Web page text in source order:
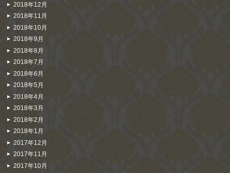
2018年12月
2018年11月
2018年10月
2018年9月
2018年8月
2018年7月
2018年6月
2018年5月
2018年4月
2018年3月
2018年2月
2018年1月
2017年12月
2017年11月
2017年10月